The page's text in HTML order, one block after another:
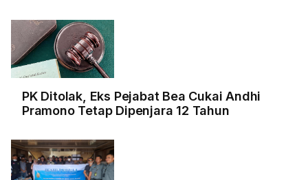
PK Ditolak, Eks Pejabat Bea Cukai Andhi
Pramono Tetap Dipenjara 12 Tahun